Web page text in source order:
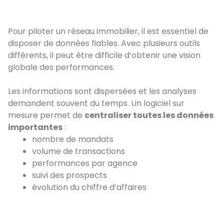
Pour piloter un réseau immobilier, il est essentiel de
disposer de données fiables. Avec plusieurs outils
différents, il peut être difficile d’obtenir une vision
globale des performances.
Les informations sont dispersées et les analyses
demandent souvent du temps. Un logiciel sur
mesure permet de centraliser toutes les données
importantes :
nombre de mandats
volume de transactions
performances par agence
suivi des prospects
évolution du chiffre d’affaires